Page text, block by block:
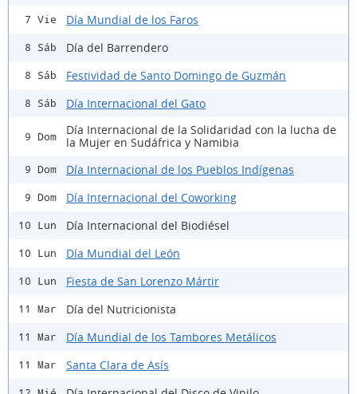
7 Vie Día Mundial de los Faros
8 Sáb Día del Barrendero
8 Sáb Festividad de Santo Domingo de Guzmán
8 Sáb Día Internacional del Gato
9 Dom
Día Internacional de la Solidaridad con la lucha de
la Mujer en Sudáfrica y Namibia
9 Dom Día Internacional de los Pueblos Indígenas
9 Dom Día Internacional del Coworking
10 Lun Día Internacional del Biodiésel
10 Lun Día Mundial del León
10 Lun Fiesta de San Lorenzo Mártir
11 Mar Día del Nutricionista
11 Mar Día Mundial de los Tambores Metálicos
11 Mar Santa Clara de Asís